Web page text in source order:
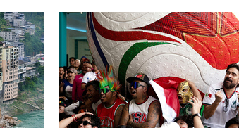
горение на складе
ликвидировано
вчера, 18:55
отчиталось об
украинским
Черном море
вчера, 18:47